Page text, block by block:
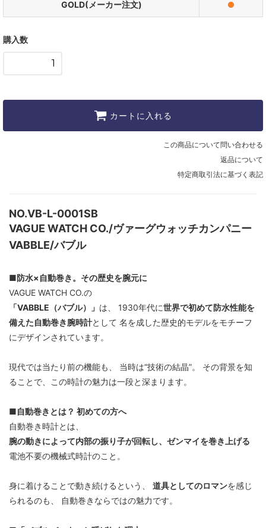
GOLD(メーカー注文)
購入数
カートに入れる
この商品について問い合わせる
返品について
特定商取引法に基づく表記
NO.VB-L-0001SB
VAGUE WATCH CO./ヴァーグウォッチカンパニー
VABBLE/バブル
■防水×自動巻き。その歴史を腕元に
VAGUE WATCH CO.の
「VABBLE（バブル）」 は、 1930年代に世界で初めて防水性能を
備えた自動巻き腕時計として 名を成した歴史的モデルをモチーフ
にデザインされています。
現代では当たり前の機能も、 当時は“技術の結晶”。 その背景を知
ることで、この時計の魅力は一段と深まります。
■自動巻きとは？ 初めての方へ
自動巻き時計とは、
腕の動きによって内部の振り子が回転し、ゼンマイを巻き上げる
電池不要の機械式時計のこと。
身に着けることで動き続けるという、 道具としてのロマンを感じ
られるのも、 自動巻きならではの魅力です。